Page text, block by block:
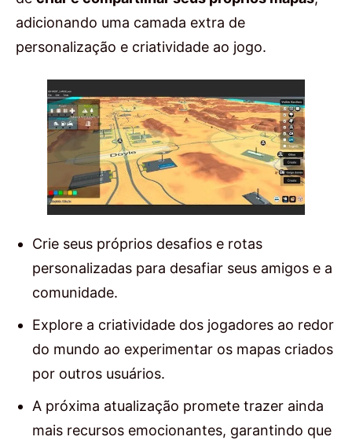
adicionando uma camada extra de
personalização e criatividade ao jogo.
Crie seus próprios desafios e rotas
personalizadas para desafiar seus amigos e a
comunidade.
Explore a criatividade dos jogadores ao redor
do mundo ao experimentar os mapas criados
por outros usuários.
A próxima atualização promete trazer ainda
mais recursos emocionantes, garantindo que